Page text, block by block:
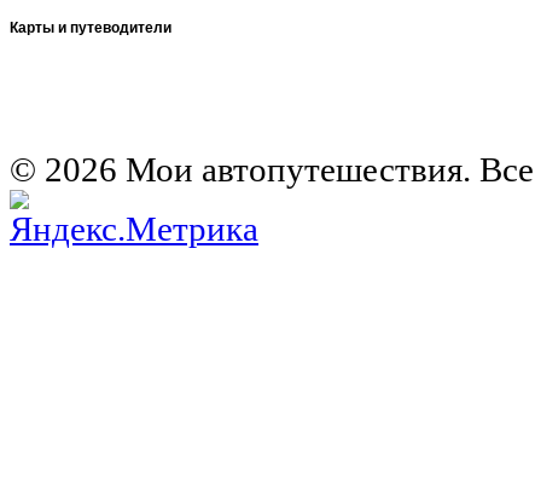
Карты и путеводители
© 2026 Мои автопутешествия.